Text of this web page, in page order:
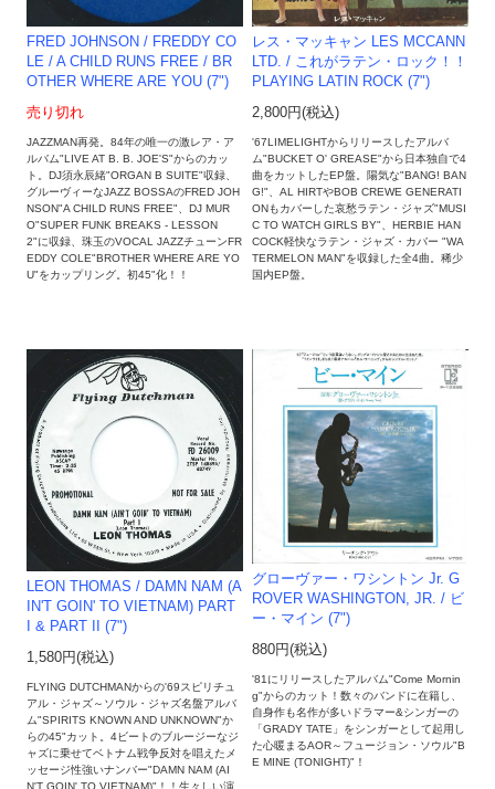
FRED JOHNSON / FREDDY CO
LE / A CHILD RUNS FREE / BR
OTHER WHERE ARE YOU (7")
売り切れ
JAZZMAN再発。84年の唯一の激レア・ア
ルバム"LIVE AT B. B. JOE'S"からのカッ
ト。DJ須永辰緒"ORGAN B SUITE"収録、
グルーヴィーなJAZZ BOSSAのFRED JOH
NSON"A CHILD RUNS FREE"、DJ MUR
O"SUPER FUNK BREAKS - LESSON
2"に収録、珠玉のVOCAL JAZZチューンFR
EDDY COLE"BROTHER WHERE ARE YO
U"をカップリング。初45"化！！
レス・マッキャン LES MCCANN
LTD. / これがラテン・ロック！！
PLAYING LATIN ROCK (7")
2,800円(税込)
'67LIMELIGHTからリリースしたアルバ
ム"BUCKET O' GREASE"から日本独自で4
曲をカットしたEP盤。陽気な"BANG! BAN
G!"、AL HIRTやBOB CREWE GENERATI
ONもカバーした哀愁ラテン・ジャズ"MUSI
C TO WATCH GIRLS BY"、HERBIE HAN
COCK軽快なラテン・ジャズ・カバー "WA
TERMELON MAN"を収録した全4曲。稀少
国内EP盤。
LEON THOMAS / DAMN NAM (A
IN'T GOIN' TO VIETNAM) PART
I & PART II (7")
1,580円(税込)
FLYING DUTCHMANからの'69スピリチュ
アル・ジャズ～ソウル・ジャズ名盤アルバ
ム"SPIRITS KNOWN AND UNKNOWN"か
らの45"カット。4ビートのブルージーなジ
ャズに乗せてベトナム戦争反対を唱えたメ
ッセージ性強いナンバー"DAMN NAM (AI
N'T GOIN' TO VIETNAM)"！！生々しい演
グローヴァー・ワシントン Jr. G
ROVER WASHINGTON, JR. / ビ
ー・マイン (7")
880円(税込)
'81にリリースしたアルバム"Come Mornin
g"からのカット！数々のバンドに在籍し、
自身作も名作が多いドラマー&シンガーの
「GRADY TATE」をシンガーとして起用し
た心暖まるAOR～フュージョン・ソウル"B
E MINE (TONIGHT)"！